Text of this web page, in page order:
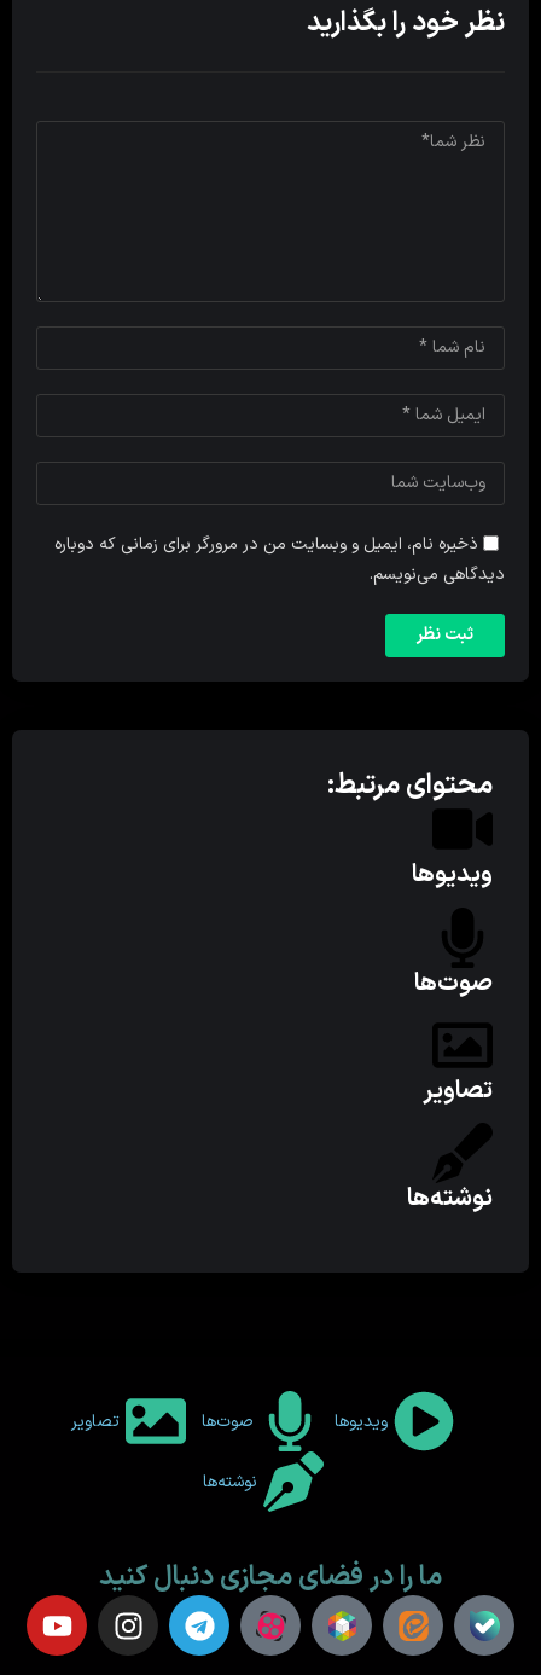
نظر خود را بگذارید
ذخیره نام، ایمیل و وبسایت من در مرورگر برای زمانی که دوباره
دیدگاهی می‌نویسم.
محتوای مرتبط:
ویدیوها
صوت‌ها
تصاویر
نوشته‌ها
ویدیوها صوت‌ها تصاویر
نوشته‌ها
ما را در فضای مجازی دنبال کنید